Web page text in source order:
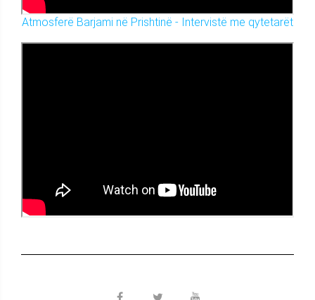
Atmosferë Barjami në Prishtinë - Intervistë me qytetarët